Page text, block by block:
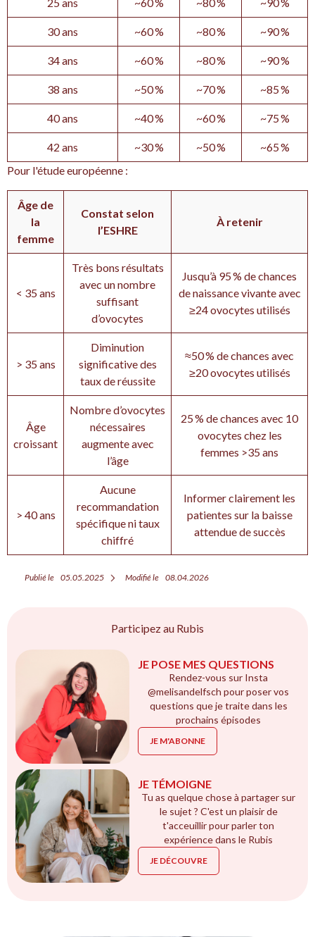
30 ans ~60 % ~80 % ~90 %
34 ans ~60 % ~80 % ~90 %
38 ans ~50 % ~70 % ~85 %
40 ans ~40 % ~60 % ~75 %
42 ans ~30 % ~50 %
~65 %
Pour l'étude européenne :
Âge de
la
femme
Constat selon
l’ESHRE
À retenir
< 35 ans
Très bons résultats
avec un nombre
suffisant
d’ovocytes
Jusqu’à 95 % de chances
de naissance vivante avec
≥24 ovocytes utilisés
> 35 ans
Diminution
significative des
taux de réussite
≈50 % de chances avec
≥20 ovocytes utilisés
Âge
croissant
Nombre d’ovocytes
nécessaires
augmente avec
l’âge
25 % de chances avec 10
ovocytes chez les
femmes >35 ans
> 40 ans
Aucune
recommandation
spécifique ni taux
chiffré
Informer clairement les
patientes sur la baisse
attendue de succès
Participez au Rubis
JE POSE MES QUESTIONS
Rendez-vous sur Insta
@melisandelfsch pour poser vos
questions que je traite dans les
prochains épisodes
JE M'ABONNE
JE TÉMOIGNE
Tu as quelque chose à partager sur
le sujet ? C'est un plaisir de
t'acceuillir pour parler ton
expérience dans le Rubis
JE DÉCOUVRE
Publié le 05.05.2025 Modifié le 08.04.2026